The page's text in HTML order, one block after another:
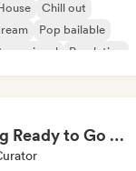
Chill out
Pop bailable
Pop latino
Getting Ready to Go Out 🍒💋